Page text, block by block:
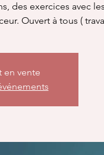
des exercices avec
Ouvert à tous (
en vente